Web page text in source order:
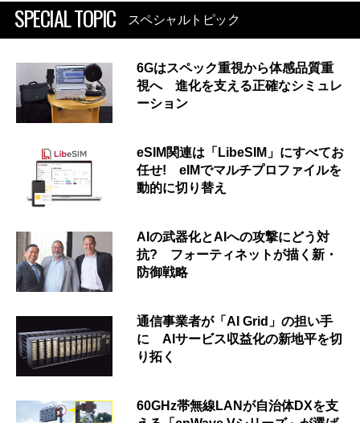
SPECIAL TOPIC スペシャルトピック
6Gはスペック重視から体感品質重
視へ 進化を支える正確なシミュレ
ーション
eSIM関連は「LibeSIM」にすべてお
任せ! eIMでマルチプロファイルを
動的に切り替え
AIの武器化とAIへの攻撃にどう対
抗? フォーティネットが描く新・
防御戦略
通信事業者が「AI Grid」の担い手
に AIサービス収益化の新地平を切
り拓く
60GHz帯無線LANが自治体DXを支